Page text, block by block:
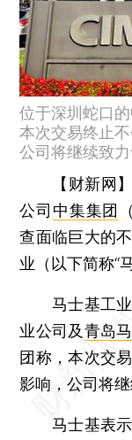
位于深圳蛇口
本次交易终止
公司将继续致
【财新网】
公司 中集集团 （
查面临巨大的
业（以下简称“
马士基工业
业公司及青岛
团称，本次交
影响，公司将
马士基表示